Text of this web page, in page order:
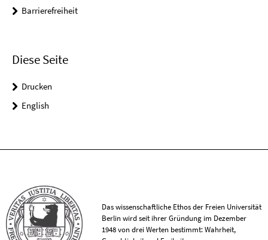
Barrierefreiheit
Diese Seite
Drucken
English
Das wissenschaftliche Ethos der Freien Universität
Berlin wird seit ihrer Gründung im Dezember
1948 von drei Werten bestimmt: Wahrheit,